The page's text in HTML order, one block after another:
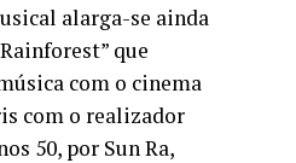
alarga-se ainda
que
com o cinema
com o realizador
50, por Sun Ra,